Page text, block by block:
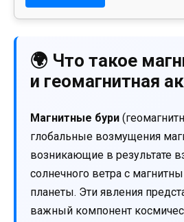
🌍 Что такое
и геомагнитная
Магнитные бури
глобальные возмущения
возникающие в результате
солнечного ветра с
планеты. Эти явления
важный компонент